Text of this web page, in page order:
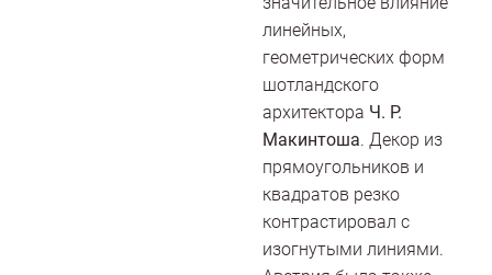
линейных,
геометрических форм
шотландского
архитектора Ч. Р.
Макинтоша. Декор из
прямоугольников и
квадратов резко
контрастировал с
изогнутыми линиями.